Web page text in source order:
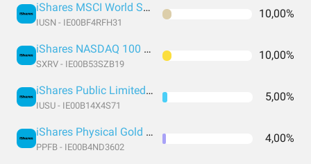
iShares MSCI World Small Cap UCITS ETF USD (Acc) EUR
IUSN - IE00BF4RFH31
10,00%
iShares NASDAQ 100 UCITS ETF USD (Acc)
SXRV - IE00B53SZB19
10,00%
iShares Public Limited Company - iShares $ Treasury Bond 1-3yr UCITS ETF
IUSU - IE00B14X4S71
5,00%
iShares Physical Gold ETC EUR
PPFB - IE00B4ND3602
4,00%